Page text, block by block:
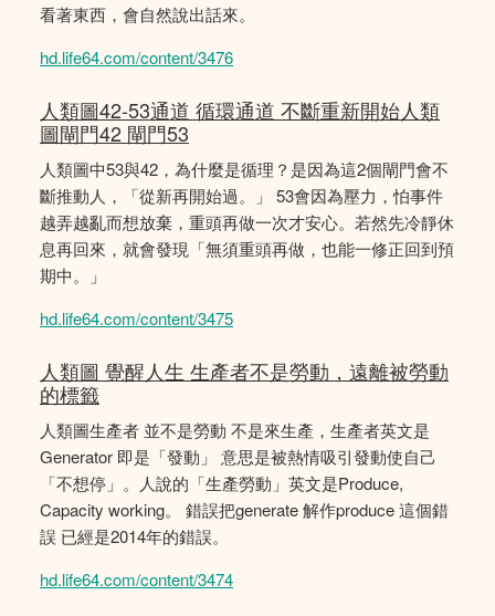
看著東西，會自然說出話來。
hd.life64.com/content/3476
人類圖42-53通道 循環通道 不斷重新開始人類
圖閘門42 閘門53
人類圖中53與42，為什麼是循理？是因為這2個閘門會不
斷推動人，「從新再開始過。」 53會因為壓力，怕事件
越弄越亂而想放棄，重頭再做一次才安心。若然先冷靜休
息再回來，就會發現「無須重頭再做，也能一修正回到預
期中。」
hd.life64.com/content/3475
人類圖 覺醒人生 生產者不是勞動，遠離被勞動
的標籤
人類圖生產者 並不是勞動 不是來生產，生產者英文是
Generator 即是「發動」 意思是被熱情吸引發動使自己
「不想停」。人說的「生產勞動」英文是Produce,
Capacity working。 錯誤把generate 解作produce 這個錯
誤 已經是2014年的錯誤。
hd.life64.com/content/3474